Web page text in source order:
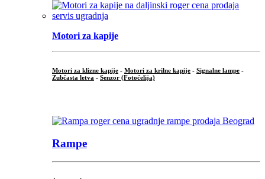
Motori za kapije
Motori za klizne kapije - Motori za krilne kapije - Signalne lampe -
Zubčasta letva - Senzor (Fotoćelija)
Rampe